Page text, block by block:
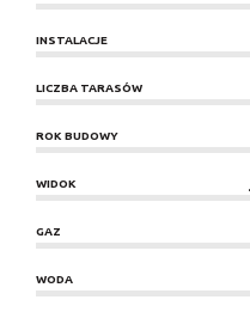
INSTALACJE
LICZBA TARASÓW
ROK BUDOWY
WIDOK
GAZ
WODA